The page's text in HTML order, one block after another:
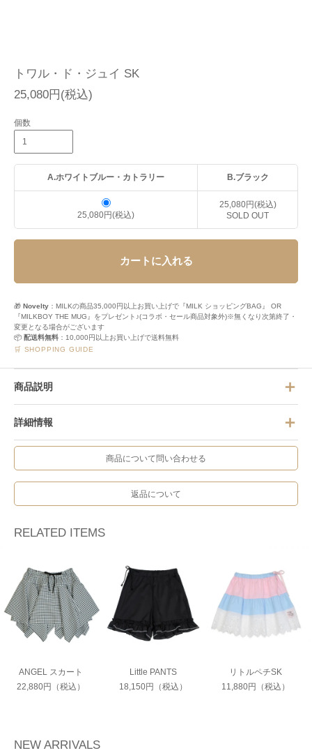
トワル・ド・ジュイ SK
25,080円(税込)
個数
A.ホワイトブルー・カトラリー B.ブラック
25,080円(税込)
25,080円(税込)
SOLD OUT
カートに入れる
🎁 Novelty ：MILKの商品35,000円以上お買い上げで『MILK ショッピングBAG』 OR
『MILKBOY THE MUG』をプレゼント♪(コラボ・セール商品対象外)※無くなり次第終了・
変更となる場合がございます
📦 配送料無料 ：10,000円以上お買い上げで送料無料
🛒 SHOPPING GUIDE
商品説明
詳細情報
商品について問い合わせる
返品について
RELATED ITEMS
ANGEL スカート
22,880円（税込）
Little PANTS
18,150円（税込）
リトルペチSK
11,880円（税込）
NEW ARRIVALS